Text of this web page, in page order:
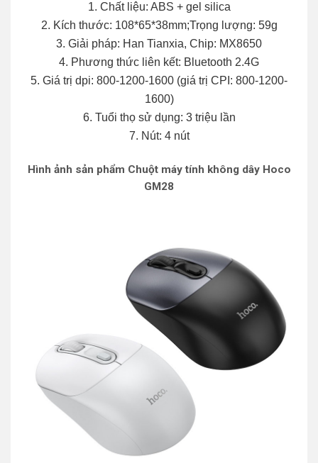
1. Chất liệu: ABS + gel silica
2. Kích thước: 108*65*38mm;Trọng lượng: 59g
3. Giải pháp: Han Tianxia, ​​Chip: MX8650
4. Phương thức liên kết: Bluetooth 2.4G
5. Giá trị dpi: 800-1200-1600 (giá trị CPI: 800-1200-
1600)
6. Tuổi thọ sử dụng: 3 triệu lần
7. Nút: 4 nút
Hình ảnh sản phẩm Chuột máy tính không dây Hoco
GM28